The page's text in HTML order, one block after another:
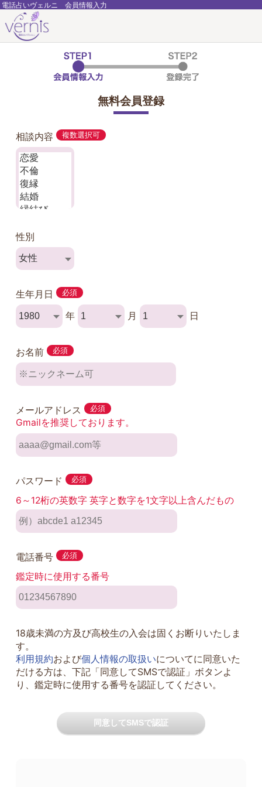
電話占いヴェルニ 会員情報入力
無料会員登録
相談内容 複数選択可
性別
生年月日 必須
年 月 日
お名前 必須
メールアドレス 必須
Gmailを推奨しております。
パスワード 必須
6～12桁の英数字 英字と数字を1文字以上含んだもの
電話番号 必須
鑑定時に使用する番号
18歳未満の方及び高校生の入会は固くお断りいたしま
す。
利用規約および個人情報の取扱いについてに同意いた
だける方は、下記「同意してSMSで認証」ボタンよ
り、鑑定時に使用する番号を認証してください。
同意してSMSで認証